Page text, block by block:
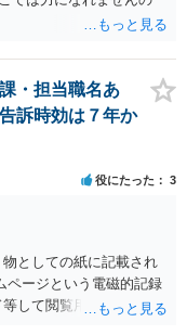
・担当職名あ
訴時効は７年か
役にたった 3
としての紙に記載され
ページという電磁的記録
等して閲覧用のソフトで